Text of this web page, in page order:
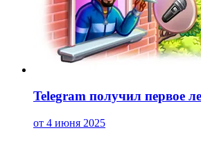
Telegram получил первое
от 4 июня 2025